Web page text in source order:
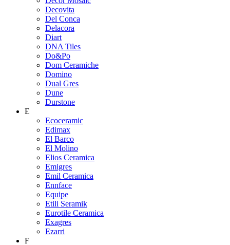
Decovita
Del Conca
Delacora
Diart
DNA Tiles
Do&Po
Dom Ceramiche
Domino
Dual Gres
Dune
Durstone
E
Ecoceramic
Edimax
El Barco
El Molino
Elios Ceramica
Emigres
Emil Ceramica
Ennface
Equipe
Etili Seramik
Eurotile Ceramica
Exagres
Ezarri
F